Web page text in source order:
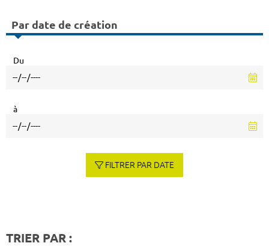
Par date de création
Du
à
FILTRER PAR DATE
TRIER PAR :